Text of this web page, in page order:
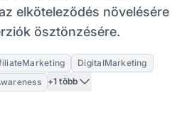
elköteleződés növelésére
ösztönzésére.
DigitalMarketing
+1 több